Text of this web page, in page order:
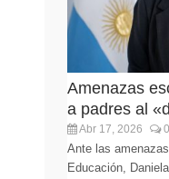
Amenazas
a padres al
Abr 17, 2026 0
Ante las
Educación,